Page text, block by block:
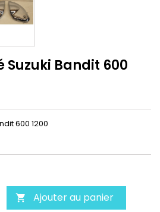
Bandit 600
600 1200
 Ajouter au panier